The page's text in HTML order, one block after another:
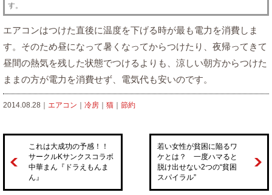
す。
エアコンはつけた直後に温度を下げる時が最も電力を消費しま
す。そのため昼になって暑くなってからつけたり、夜帰ってきて
昼間の熱気を残した状態でつけるよりも、涼しい朝方からつけた
ままの方が電力を消費せず、電気代も安いのです。
2014.08.28｜ エアコン ｜ 冷房 ｜ 猫 ｜ 節約
これは大成功の予感！！
サークルKサンクスコラボ
中華まん『ドラえもんま
ん』
若い女性が貧困に陥るワ
ケとは？ 一度ハマると
脱け出せない2つの“貧困
スパイラル”